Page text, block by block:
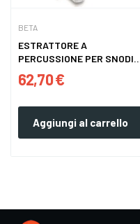
BETA
ESTRATTORE A
PERCUSSIONE PER SNODI
SFERICI BETA...
62,70 €
Aggiungi al carrello